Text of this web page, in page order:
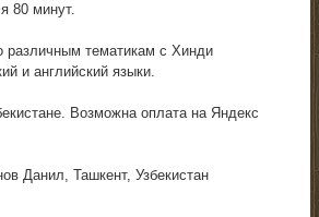
80 минут.
различным тематикам с Хинди
и английский языки.
Возможна оплата на Яндекс
Данил, Ташкент, Узбекистан